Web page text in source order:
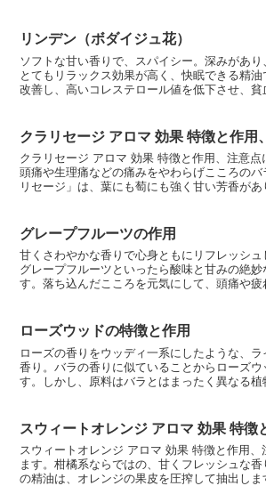
リンデン（ボダイジュ花）
ソフトな甘い香りで、スパイシー。深みがあり
とてもリラックス効果が高く、快眠できる精
改善し、高いコレステロール値を低下させ、貧
クラリセージ アロマ 効果 特徴と作用
クラリセージ アロマ 効果 特徴と作用、注意点
頭痛や生理痛などの痛みをやわらげこころのバ
リセージ」は、葉にも萄にも強く甘い芳香が
グレープフルーツの作用
甘くさわやかな香りで心身ともにリフレッシュ
グレープフルーツといったら酸味と甘みの絶
す。落ち込んだこころを元気にして、頭痛や
ローズウッドの特徴と作用
ローズの香りをウッディ一系にしたような、
香り。バラの香りに似ていることからローズウ
す。しかし、原料はバラとはまったく異なる植
スウィートオレンジ アロマ 効果 特徴
スウィートオレンジ アロマ 効果 特徴と作用、
ます。柑橘系ならではの、甘くフレッシュな
の精油は、オレンジの果皮を圧搾して抽出しま